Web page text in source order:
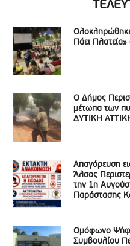
Ολοκληρώθηκε
Πάει Πλατεία»
Ο Δήμος
μέτωπα των
ΔΥΤΙΚΗ
Απαγόρευση
Άλσος
την 1η
Παράστασης
Ομόφωνο
Συμβουλίου